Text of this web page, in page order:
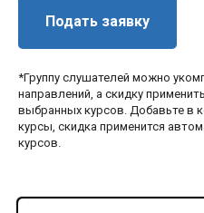
Подать заявку
*Группу слушателей можно
направлений, а скидку
выбранных курсов. Добавьте в
курсы, скидка применится
курсов.